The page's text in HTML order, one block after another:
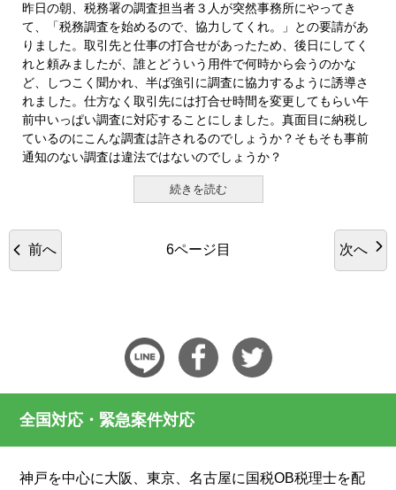
昨日の朝、税務署の調査担当者３人が突然事務所にやってき
て、「税務調査を始めるので、協力してくれ。」との要請があ
りました。取引先と仕事の打合せがあったため、後日にしてく
れと頼みましたが、誰とどういう用件で何時から会うのかな
ど、しつこく聞かれ、半ば強引に調査に協力するように誘導さ
れました。仕方なく取引先には打合せ時間を変更してもらい午
前中いっぱい調査に対応することにしました。真面目に納税し
ているのにこんな調査は許されるのでしょうか？そもそも事前
通知のない調査は違法ではないのでしょうか？
続きを読む
前へ 6ページ目 次へ
全国対応・緊急案件対応
神戸を中心に大阪、東京、名古屋に国税OB税理士を配